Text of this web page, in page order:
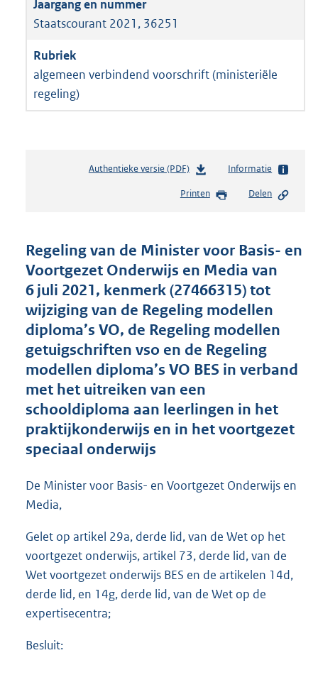
Staatscourant 2021, 36251
algemeen verbindend voorschrift (ministeriële
regeling)
Authentieke versie (PDF)b
s
d
s
g
o
o
t
:
6
6
4
Informatie
Printen Delen
Regeling van de Minister voor Basis- en
Voortgezet Onderwijs en Media van
6 juli 2021, kenmerk (27466315) tot
wijziging van de Regeling modellen
diploma’s VO, de Regeling modellen
getuigschriften vso en de Regeling
modellen diploma’s VO BES in verband
met het uitreiken van een
schooldiploma aan leerlingen in het
praktijkonderwijs en in het voortgezet
speciaal onderwijs
De Minister voor Basis- en Voortgezet Onderwijs en
Media,
Gelet op artikel 29a, derde lid, van de Wet op het
voortgezet onderwijs, artikel 73, derde lid, van de
Wet voortgezet onderwijs BES en de artikelen 14d,
derde lid, en 14g, derde lid, van de Wet op de
expertisecentra;
Besluit: